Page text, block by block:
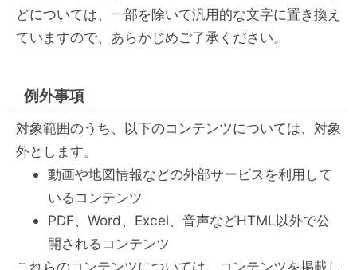
どについては、一部を除いて汎用的な文字に置き換え
ていますので、あらかじめご了承ください。
例外事項
対象範囲のうち、以下のコンテンツについては、対象
外とします。
動画や地図情報などの外部サービスを利用して
いるコンテンツ
PDF、Word、Excel、音声などHTML以外で公
開されるコンテンツ
これらのコンテンツについては、コンテンツを掲載し